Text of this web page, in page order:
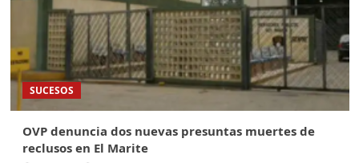
SUCESOS
OVP denuncia dos nuevas presuntas muertes de
reclusos en El Marite